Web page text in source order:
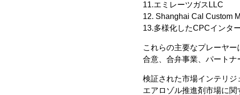
11.エミレーツガスLLC
12. Shanghai Cal Custom
13.多様化したCPCインタ
これらの主要なプレーヤ
合意、合弁事業、パートナ
検証された市場インテリジ
エアロゾル推進剤市場に